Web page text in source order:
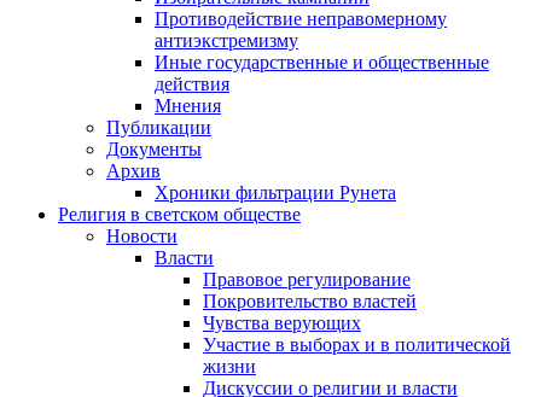
Противодействие неправомерному
антиэкстремизму
Иные государственные и общественные
действия
Мнения
Публикации
Документы
Архив
Хроники фильтрации Рунета
Религия в светском обществе
Новости
Власти
Правовое регулирование
Покровительство властей
Чувства верующих
Участие в выборах и в политической
жизни
Дискуссии о религии и власти